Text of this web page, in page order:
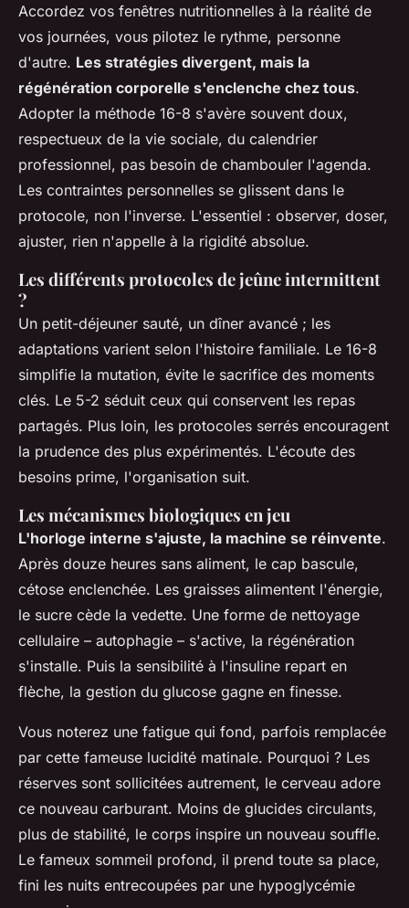
Accordez vos fenêtres nutritionnelles à la réalité de
vos journées, vous pilotez le rythme, personne
d'autre. Les stratégies divergent, mais la
régénération corporelle s'enclenche chez tous.
Adopter la méthode 16-8 s'avère souvent doux,
respectueux de la vie sociale, du calendrier
professionnel, pas besoin de chambouler l'agenda.
Les contraintes personnelles se glissent dans le
protocole, non l'inverse. L'essentiel : observer, doser,
ajuster, rien n'appelle à la rigidité absolue.
Les différents protocoles de jeûne intermittent
?
Un petit-déjeuner sauté, un dîner avancé ; les
adaptations varient selon l'histoire familiale. Le 16-8
simplifie la mutation, évite le sacrifice des moments
clés. Le 5-2 séduit ceux qui conservent les repas
partagés. Plus loin, les protocoles serrés encouragent
la prudence des plus expérimentés. L'écoute des
besoins prime, l'organisation suit.
Les mécanismes biologiques en jeu
L'horloge interne s'ajuste, la machine se réinvente.
Après douze heures sans aliment, le cap bascule,
cétose enclenchée. Les graisses alimentent l'énergie,
le sucre cède la vedette. Une forme de nettoyage
cellulaire – autophagie – s'active, la régénération
s'installe. Puis la sensibilité à l'insuline repart en
flèche, la gestion du glucose gagne en finesse.
Vous noterez une fatigue qui fond, parfois remplacée
par cette fameuse lucidité matinale. Pourquoi ? Les
réserves sont sollicitées autrement, le cerveau adore
ce nouveau carburant. Moins de glucides circulants,
plus de stabilité, le corps inspire un nouveau souffle.
Le fameux sommeil profond, il prend toute sa place,
fini les nuits entrecoupées par une hypoglycémie